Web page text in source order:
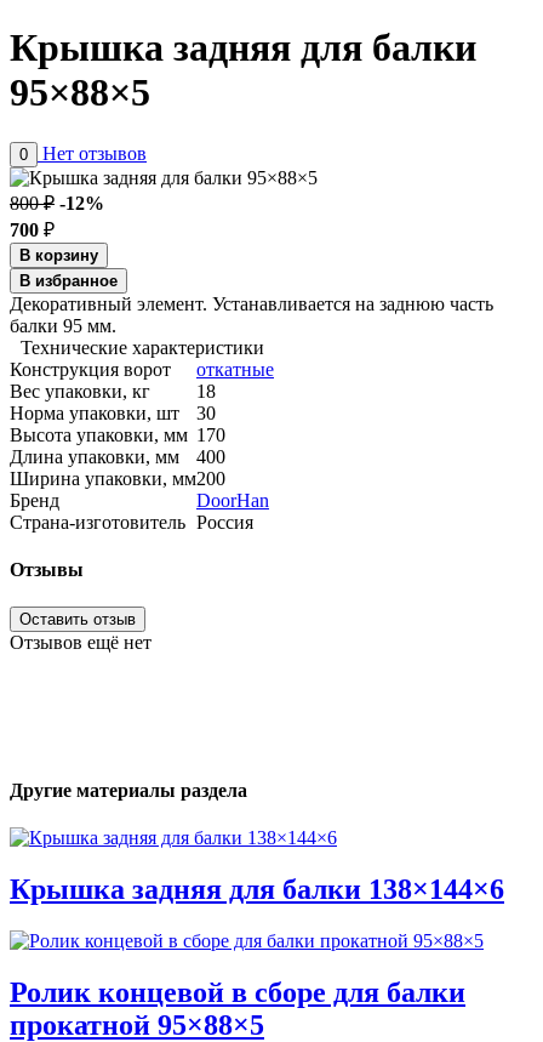
Крышка задняя для балки
95×88×5
0 Нет отзывов
800 ₽ -12%
700 ₽
В корзину
В избранное
Декоративный элемент. Устанавливается на заднюю часть
балки 95 мм.
Технические характеристики
Конструкция ворот
откатные
Вес упаковки, кг
18
Норма упаковки, шт
30
Высота упаковки, мм 170
Длина упаковки, мм
400
Ширина упаковки, мм200
Бренд
DoorHan
Страна-изготовитель Россия
Отзывы
Оставить отзыв
Отзывов ещё нет
Другие материалы раздела
Крышка задняя для балки 138×144×6
Ролик концевой в сборе для балки
прокатной 95×88×5